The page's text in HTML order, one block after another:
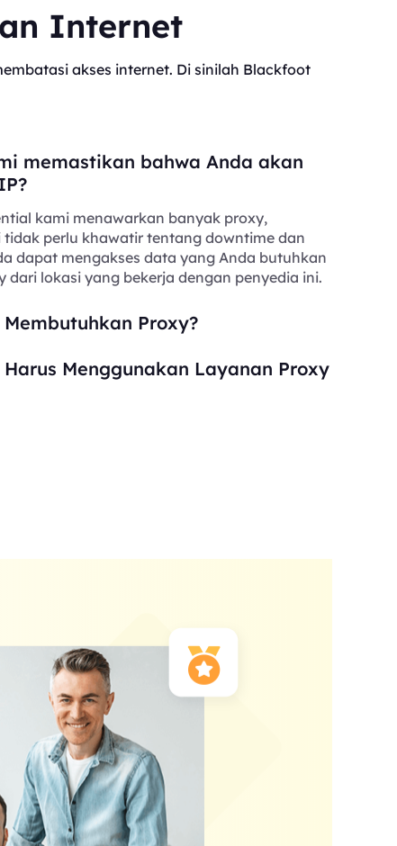
Internet
akses internet. Di sinilah Blackfoot
memastikan bahwa Anda akan
kami menawarkan banyak proxy,
tidak perlu khawatir tentang downtime dan
dapat mengakses data yang Anda butuhkan
dari lokasi yang bekerja dengan penyedia ini.
Proxy?
Menggunakan Layanan Proxy